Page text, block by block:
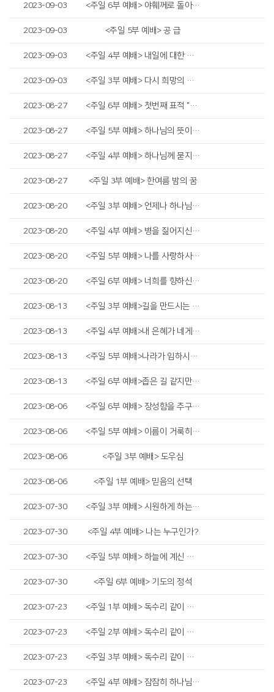
2023-09-03 <주일 6부 예배> 야훼께로 돌아가자!
2023-09-03 <주일 5부 예배> 공 급
2023-09-03 <주일 4부 예배> 내일에 대한 믿음의 선택
2023-09-03 <주일 3부 예배> 다시 희망의 출발선에서
2023-08-27 <주일 6부 예배> 첫번째 표적 "가나의 혼인 잔치"
2023-08-27 <주일 5부 예배> 하나님의 뜻이 이루어지이다
2023-08-27 <주일 4부 예배> 하나님께 묻지 아니하고
2023-08-27 <주일 3부 예배> 한여름 밤의 꿈
2023-08-20 <주일 3부 예배> 언제나 하나님 앞에
2023-08-20 <주일 4부 예배> 병을 짊어지신 예수님
2023-08-20 <주일 5부 예배> 나를 사랑하사 나를 위하여
2023-08-20 <주일 6부 예배> 너희를 향하신 하나님의 뜻
2023-08-13 <주일 3부 예배>길을 만드시는 하나님
2023-08-13 <주일 4부 예배>내 은혜가 네게 족하도다
2023-08-13 <주일 5부 예배>나라가 임하시오며
2023-08-13 <주일 6부 예배>좁은 길 같지만 형통한 길
2023-08-06 <주일 6부 예배> 장성함을 추구하는 자 A.K.A 그리스도인
2023-08-06 <주일 5부 예배> 이름이 거룩히 여김을 받으시오며
2023-08-06 <주일 3부 예배> 도우심
2023-08-06 <주일 1부 예배> 믿음의 선택
2023-07-30 <주일 3부 예배> 시원하게 하는 믿음
2023-07-30 <주일 4부 예배> 나는 누구인가?
2023-07-30 <주일 5부 예배> 하늘에 계신 우리 아버지여
2023-07-30 <주일 6부 예배> 기도의 정석
2023-07-23 <주일 1부 예배> 독수리 같이 새롭게
2023-07-23 <주일 2부 예배> 독수리 같이 새롭게
2023-07-23 <주일 3부 예배> 독수리 같이 새롭게
2023-07-23 <주일 4부 예배> 잠잠히 하나님만 바라라